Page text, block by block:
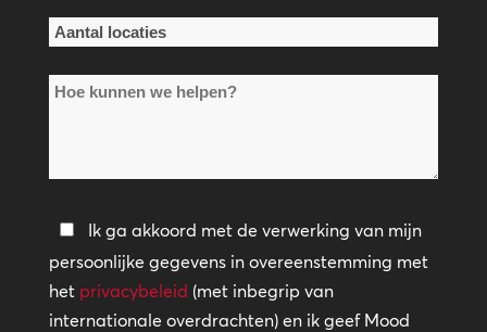
Aantal
*Hoe
helpen?
Privacybeleid
*
Ik ga akkoord met de verwerking van mijn
persoonlijke gegevens in overeenstemming met
het privacybeleid (met inbegrip van
internationale overdrachten) en ik geef Mood